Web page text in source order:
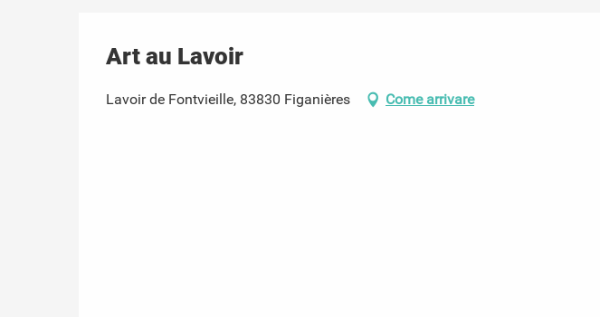
Art au Lavoir
Lavoir de Fontvieille, 83830 Figanières Come arrivare